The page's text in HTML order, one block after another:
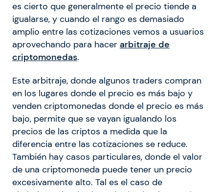
es cierto que generalmente el precio tiende a
igualarse, y cuando el rango es demasiado
amplio entre las cotizaciones vemos a usuarios
aprovechando para hacer arbitraje de
criptomonedas.
Este arbitraje, donde algunos traders compran
en los lugares donde el precio es más bajo y
venden criptomonedas donde el precio es más
bajo, permite que se vayan igualando los
precios de las criptos a medida que la
diferencia entre las cotizaciones se reduce.
También hay casos particulares, donde el valor
de una criptomoneda puede tener un precio
excesivamente alto. Tal es el caso de